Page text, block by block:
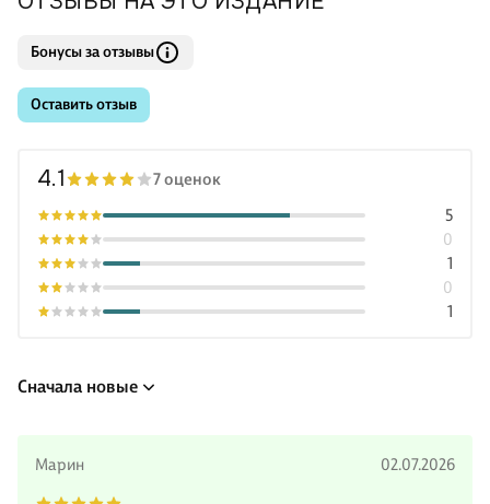
Бонусы за отзывы
Оставить отзыв
4.1 7 оценок
1
0
1
0
5
Сначала новые
Марин 02.07.2026